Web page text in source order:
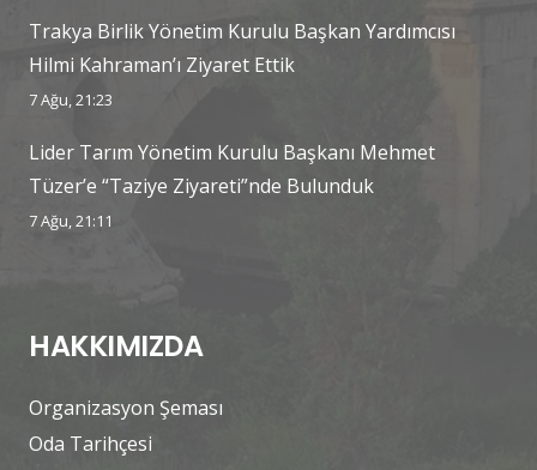
Trakya Birlik Yönetim Kurulu Başkan Yardımcısı
Hilmi Kahraman’ı Ziyaret Ettik
7 Ağu, 21:23
Lider Tarım Yönetim Kurulu Başkanı Mehmet
Tüzer’e “Taziye Ziyareti”nde Bulunduk
7 Ağu, 21:11
HAKKIMIZDA
Organizasyon Şeması
Oda Tarihçesi